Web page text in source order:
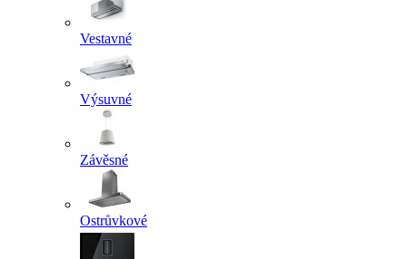
Vestavné
Výsuvné
Závěsné
Ostrůvkové